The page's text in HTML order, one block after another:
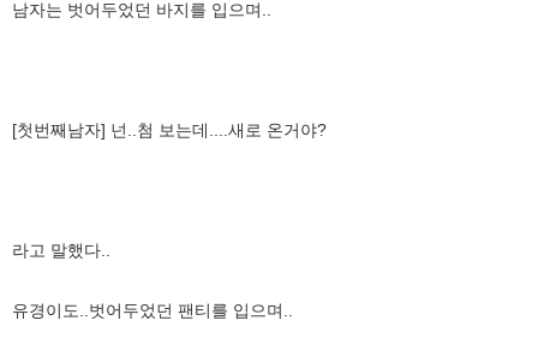
남자는 벗어두었던 바지를 입으며..
[첫번째남자] 넌..첨 보는데....새로 온거야?
라고 말했다..
유경이도..벗어두었던 팬티를 입으며..